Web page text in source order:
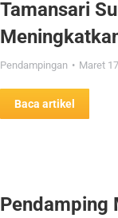
Tamansari
Pendampingan Maret
Baca artikel
Pendamping